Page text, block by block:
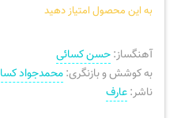
به این محصول امتیاز دهید
آهنگساز:حسن کسائی
به کوشش و بازنگری:محمدجواد
ناشر:عارف